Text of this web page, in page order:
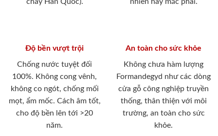
Độ bền vượt trội
Chống nước tuyệt đối
100%. Không cong vênh,
không co ngót, chống mối
mọt, ẩm mốc. Cách âm tốt,
cho độ bền lên tới >20
năm.
An toàn cho sức khỏe
Không chưa hàm lượng
Formandegyd như các dòng
cửa gỗ công nghiệp truyền
thống, thân thiện với môi
trường, an toàn cho sức
khỏe.